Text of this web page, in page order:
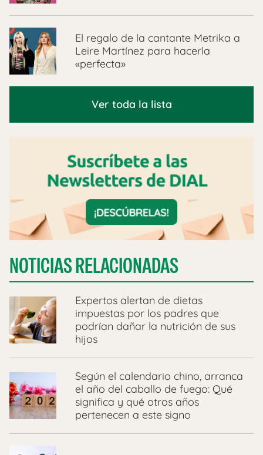
El regalo de la cantante Metrika a
Leire Martínez para hacerla
«perfecta»
Ver toda la lista
NOTICIAS RELACIONADAS
Expertos alertan de dietas
impuestas por los padres que
podrían dañar la nutrición de sus
hijos
Según el calendario chino, arranca
el año del caballo de fuego: Qué
significa y qué otros años
pertenecen a este signo